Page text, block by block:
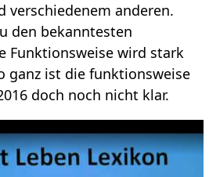
verschiedenem anderen.
den bekanntesten
Funktionsweise wird stark
ganz ist die funktionsweise
doch noch nicht klar.